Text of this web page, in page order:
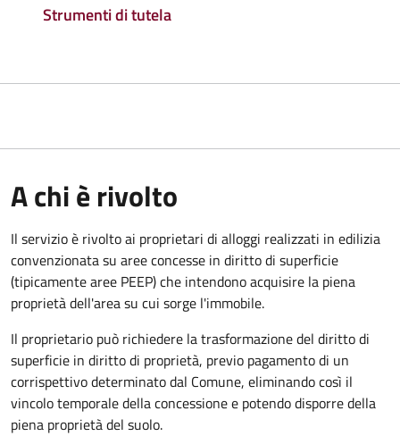
Strumenti di tutela
A chi è rivolto
Il servizio è rivolto ai proprietari di alloggi realizzati in edilizia
convenzionata su aree concesse in diritto di superficie
(tipicamente aree PEEP) che intendono acquisire la piena
proprietà dell'area su cui sorge l'immobile.
Il proprietario può richiedere la trasformazione del diritto di
superficie in diritto di proprietà, previo pagamento di un
corrispettivo determinato dal Comune, eliminando così il
vincolo temporale della concessione e potendo disporre della
piena proprietà del suolo.